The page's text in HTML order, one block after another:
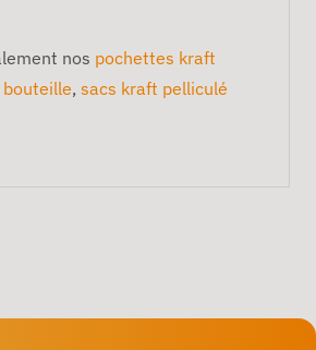
nos pochettes kraft
, sacs kraft pelliculé